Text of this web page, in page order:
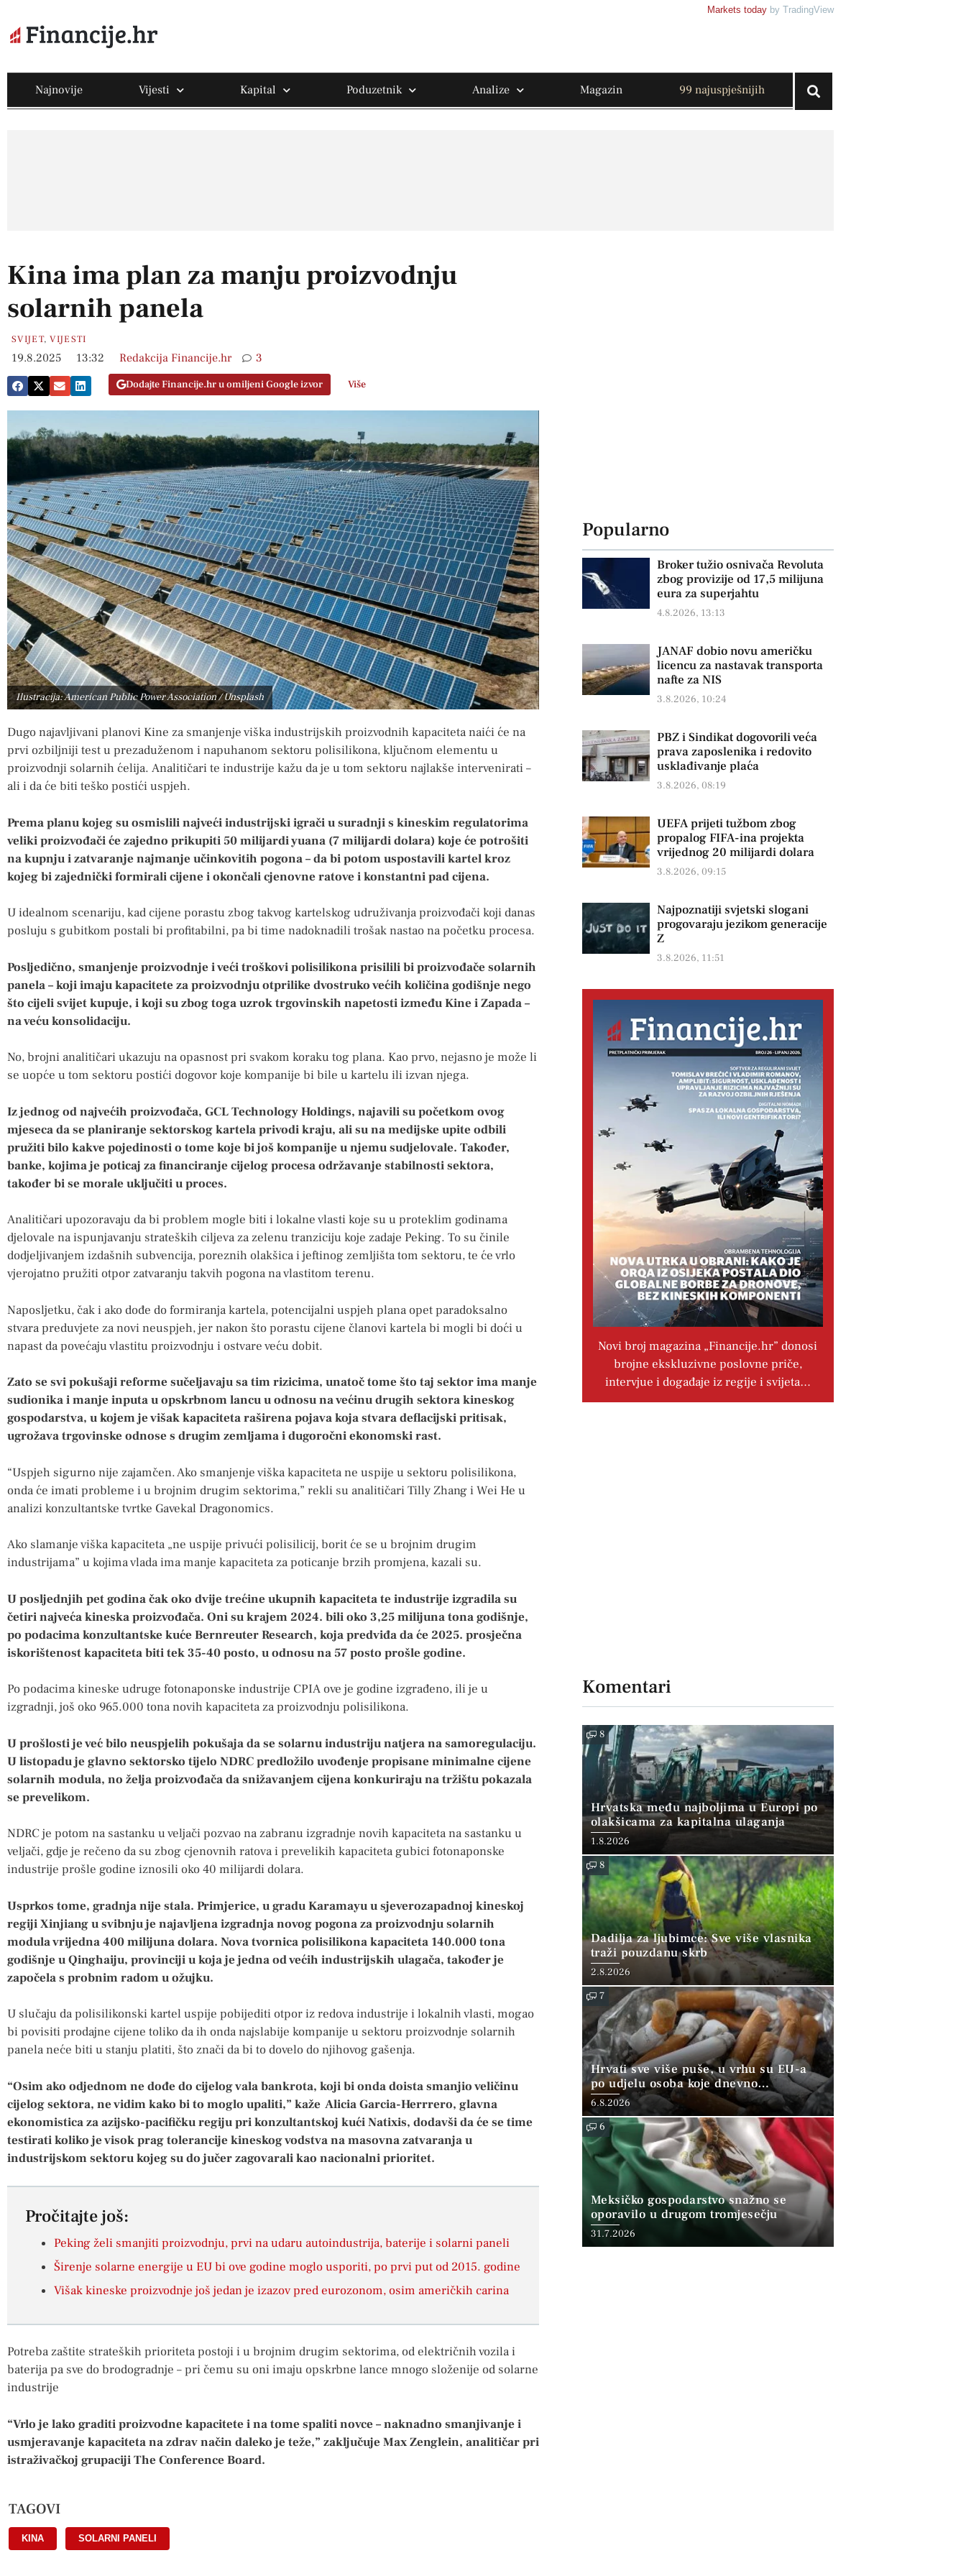
Markets today by TradingView
Najnovije Vijesti Kapital Poduzetnik Analize Magazin 99 najuspješnijih
Kina ima plan za manju proizvodnju
solarnih panela
SVIJET,VIJESTI
19.8.2025 13:32 Redakcija Financije.hr 3
Dodajte Financije.hr u omiljeni Google izvor Više
Ilustracija: American Public Power Association / Unsplash
Dugo najavljivani planovi Kine za smanjenje viška industrijskih proizvodnih kapaciteta naići će na
prvi ozbiljniji test u prezaduženom i napuhanom sektoru polisilikona, ključnom elementu u
proizvodnji solarnih ćelija. Analitičari te industrije kažu da je u tom sektoru najlakše intervenirati –
ali i da će biti teško postići uspjeh.
Prema planu kojeg su osmislili najveći industrijski igrači u suradnji s kineskim regulatorima
veliki proizvođači će zajedno prikupiti 50 milijardi yuana (7 milijardi dolara) koje će potrošiti
na kupnju i zatvaranje najmanje učinkovitih pogona – da bi potom uspostavili kartel kroz
kojeg bi zajednički formirali cijene i okončali cjenovne ratove i konstantni pad cijena.
U idealnom scenariju, kad cijene porastu zbog takvog kartelskog udruživanja proizvođači koji danas
posluju s gubitkom postali bi profitabilni, pa bi time nadoknadili trošak nastao na početku procesa.
Posljedično, smanjenje proizvodnje i veći troškovi polisilikona prisilili bi proizvođače solarnih
panela – koji imaju kapacitete za proizvodnju otprilike dvostruko većih količina godišnje nego
što cijeli svijet kupuje, i koji su zbog toga uzrok trgovinskih napetosti između Kine i Zapada –
na veću konsolidaciju.
No, brojni analitičari ukazuju na opasnost pri svakom koraku tog plana. Kao prvo, nejasno je može li
se uopće u tom sektoru postići dogovor koje kompanije bi bile u kartelu ili izvan njega.
Iz jednog od najvećih proizvođača, GCL Technology Holdings, najavili su početkom ovog
mjeseca da se planiranje sektorskog kartela privodi kraju, ali su na medijske upite odbili
pružiti bilo kakve pojedinosti o tome koje bi još kompanije u njemu sudjelovale. Također,
banke, kojima je poticaj za financiranje cijelog procesa održavanje stabilnosti sektora,
također bi se morale uključiti u proces.
Analitičari upozoravaju da bi problem mogle biti i lokalne vlasti koje su u proteklim godinama
djelovale na ispunjavanju strateških ciljeva za zelenu tranziciju koje zadaje Peking. To su činile
dodjeljivanjem izdašnih subvencija, poreznih olakšica i jeftinog zemljišta tom sektoru, te će vrlo
vjerojatno pružiti otpor zatvaranju takvih pogona na vlastitom terenu.
Naposljetku, čak i ako dođe do formiranja kartela, potencijalni uspjeh plana opet paradoksalno
stvara preduvjete za novi neuspjeh, jer nakon što porastu cijene članovi kartela bi mogli bi doći u
napast da povećaju vlastitu proizvodnju i ostvare veću dobit.
Zato se svi pokušaji reforme sučeljavaju sa tim rizicima, unatoč tome što taj sektor ima manje
sudionika i manje inputa u opskrbnom lancu u odnosu na većinu drugih sektora kineskog
gospodarstva, u kojem je višak kapaciteta raširena pojava koja stvara deflacijski pritisak,
ugrožava trgovinske odnose s drugim zemljama i dugoročni ekonomski rast.
“Uspjeh sigurno nije zajamčen. Ako smanjenje viška kapaciteta ne uspije u sektoru polisilikona,
onda će imati probleme i u brojnim drugim sektorima,” rekli su analitičari Tilly Zhang i Wei He u
analizi konzultantske tvrtke Gavekal Dragonomics.
Ako slamanje viška kapaciteta „ne uspije privući polisilicij, borit će se u brojnim drugim
industrijama” u kojima vlada ima manje kapaciteta za poticanje brzih promjena, kazali su.
U posljednjih pet godina čak oko dvije trećine ukupnih kapaciteta te industrije izgradila su
četiri najveća kineska proizvođača. Oni su krajem 2024. bili oko 3,25 milijuna tona godišnje,
po podacima konzultantske kuće Bernreuter Research, koja predviđa da će 2025. prosječna
iskorištenost kapaciteta biti tek 35-40 posto, u odnosu na 57 posto prošle godine.
Po podacima kineske udruge fotonaponske industrije CPIA ove je godine izgrađeno, ili je u
izgradnji, još oko 965.000 tona novih kapaciteta za proizvodnju polisilikona.
U prošlosti je već bilo neuspjelih pokušaja da se solarnu industriju natjera na samoregulaciju.
U listopadu je glavno sektorsko tijelo NDRC predložilo uvođenje propisane minimalne cijene
solarnih modula, no želja proizvođača da snižavanjem cijena konkuriraju na tržištu pokazala
se prevelikom.
NDRC je potom na sastanku u veljači pozvao na zabranu izgradnje novih kapaciteta na sastanku u
veljači, gdje je rečeno da su zbog cjenovnih ratova i prevelikih kapaciteta gubici fotonaponske
industrije prošle godine iznosili oko 40 milijardi dolara.
Usprkos tome, gradnja nije stala. Primjerice, u gradu Karamayu u sjeverozapadnoj kineskoj
regiji Xinjiang u svibnju je najavljena izgradnja novog pogona za proizvodnju solarnih
modula vrijedna 400 milijuna dolara. Nova tvornica polisilikona kapaciteta 140.000 tona
godišnje u Qinghaiju, provinciji u koja je jedna od većih industrijskih ulagača, također je
započela s probnim radom u ožujku.
U slučaju da polisilikonski kartel uspije pobijediti otpor iz redova industrije i lokalnih vlasti, mogao
bi povisiti prodajne cijene toliko da ih onda najslabije kompanije u sektoru proizvodnje solarnih
panela neće biti u stanju platiti, što znači da bi to dovelo do njihovog gašenja.
“Osim ako odjednom ne dođe do cijelog vala bankrota, koji bi onda doista smanjio veličinu
cijelog sektora, ne vidim kako bi to moglo upaliti,” kaže Alicia Garcia-Herrrero, glavna
ekonomistica za azijsko-pacifičku regiju pri konzultantskoj kući Natixis, dodavši da će se time
testirati koliko je visok prag tolerancije kineskog vodstva na masovna zatvaranja u
industrijskom sektoru kojeg su do jučer zagovarali kao nacionalni prioritet.
Pročitajte još:
Peking želi smanjiti proizvodnju, prvi na udaru autoindustrija, baterije i solarni paneli
Širenje solarne energije u EU bi ove godine moglo usporiti, po prvi put od 2015. godine
Višak kineske proizvodnje još jedan je izazov pred eurozonom, osim američkih carina
Potreba zaštite strateških prioriteta postoji i u brojnim drugim sektorima, od električnih vozila i
baterija pa sve do brodogradnje – pri čemu su oni imaju opskrbne lance mnogo složenije od solarne
industrije
“Vrlo je lako graditi proizvodne kapacitete i na tome spaliti novce – naknadno smanjivanje i
usmjeravanje kapaciteta na zdrav način daleko je teže,” zaključuje Max Zenglein, analitičar pri
istraživačkoj grupaciji The Conference Board.
TAGOVI
KINA SOLARNI PANELI
Popularno
Broker tužio osnivača Revoluta
zbog provizije od 17,5 milijuna
eura za superjahtu
4.8.2026, 13:13
JANAF dobio novu američku
licencu za nastavak transporta
nafte za NIS
3.8.2026, 10:24
PBZ i Sindikat dogovorili veća
prava zaposlenika i redovito
usklađivanje plaća
3.8.2026, 08:19
UEFA prijeti tužbom zbog
propalog FIFA-ina projekta
vrijednog 20 milijardi dolara
3.8.2026, 09:15
Najpoznatiji svjetski slogani
progovaraju jezikom generacije
Z
3.8.2026, 11:51
Novi broj magazina „Financije.hr” donosi
brojne ekskluzivne poslovne priče,
intervjue i događaje iz regije i svijeta…
Komentari
8
Hrvatska među najboljima u Europi po
olakšicama za kapitalna ulaganja
1.8.2026
8
Dadilja za ljubimce: Sve više vlasnika
traži pouzdanu skrb
2.8.2026
7
Hrvati sve više puše, u vrhu su EU-a
po udjelu osoba koje dnevno
konzumiraju duhan
6.8.2026
6
Meksičko gospodarstvo snažno se
oporavilo u drugom tromjesečju
31.7.2026